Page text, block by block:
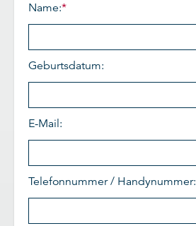
Name:*
Geburtsdatum:
E-Mail:
Telefonnummer / Handynummer: